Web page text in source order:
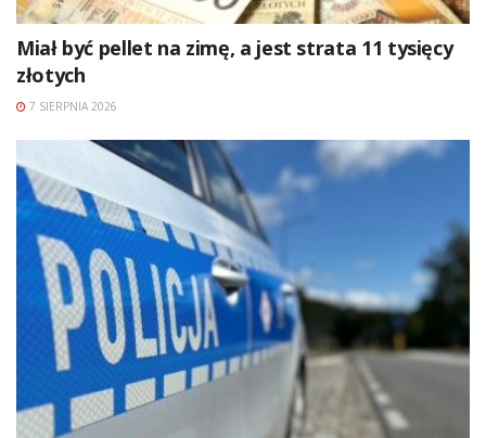
Miał być pellet na zimę, a jest strata 11 tysięcy
złotych
7 SIERPNIA 2026